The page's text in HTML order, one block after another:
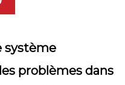
système
problèmes dans